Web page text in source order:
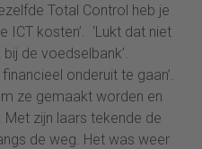
Total Control heb je
kosten’. ‘Lukt dat niet
de voedselbank’.
onderuit te gaan’.
ze gemaakt worden en
Met zijn laars tekende de
de weg. Het was weer